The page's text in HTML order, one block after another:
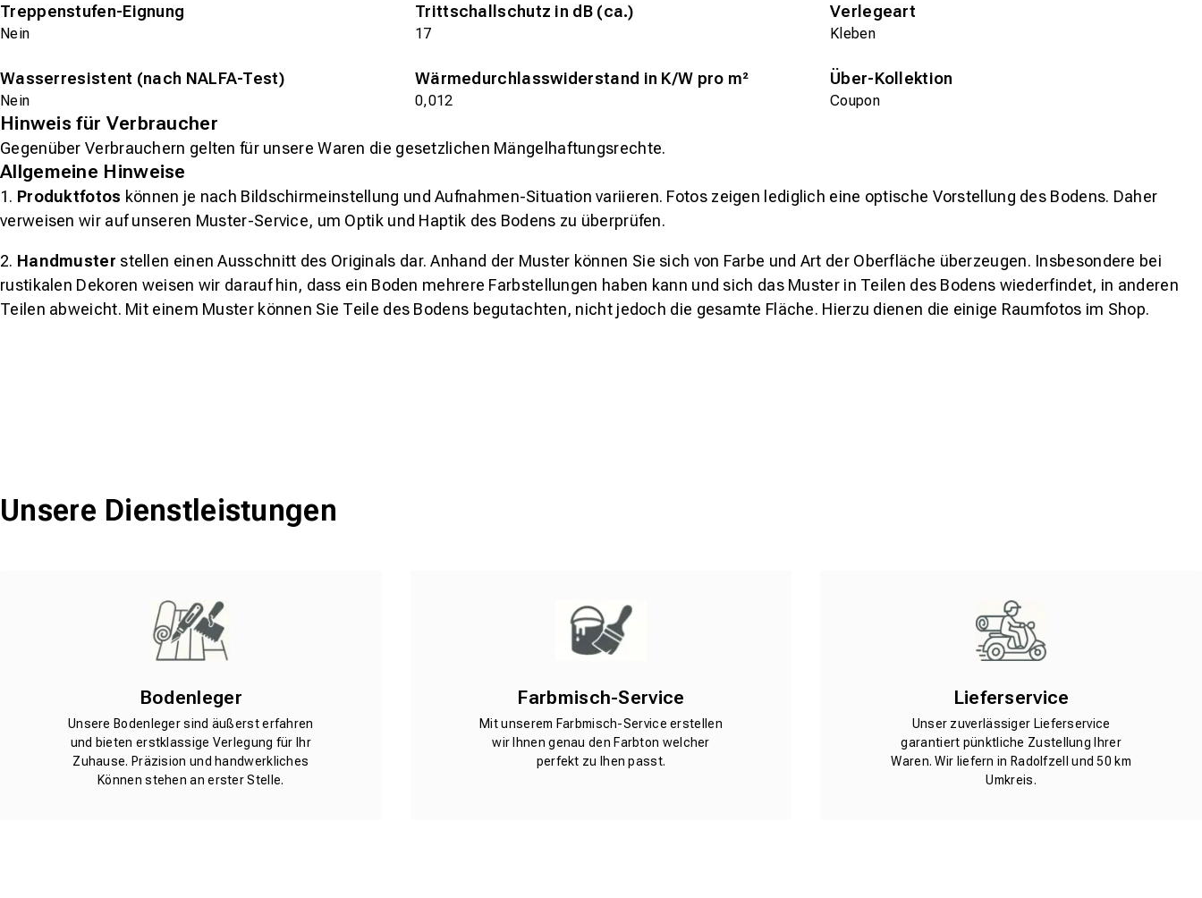
Treppenstufen-Eignung
Nein
Trittschallschutz in dB (ca.)
17
Verlegeart
Kleben
Wasserresistent (nach NALFA-Test)
Nein
Wärmedurchlasswiderstand in K/W pro m²
0,012
Über-Kollektion
Coupon
Hinweis für Verbraucher
Gegenüber Verbrauchern gelten für unsere Waren die gesetzlichen Mängelhaftungsrechte.
Allgemeine Hinweise
1. Produktfotos können je nach Bildschirmeinstellung und Aufnahmen-Situation variieren. Fotos zeigen lediglich eine optische Vorstellung des Bodens. Daher
verweisen wir auf unseren Muster-Service, um Optik und Haptik des Bodens zu überprüfen.
2. Handmuster stellen einen Ausschnitt des Originals dar. Anhand der Muster können Sie sich von Farbe und Art der Oberfläche überzeugen. Insbesondere bei
rustikalen Dekoren weisen wir darauf hin, dass ein Boden mehrere Farbstellungen haben kann und sich das Muster in Teilen des Bodens wiederfindet, in anderen
Teilen abweicht. Mit einem Muster können Sie Teile des Bodens begutachten, nicht jedoch die gesamte Fläche. Hierzu dienen die einige Raumfotos im Shop.
Unsere Dienstleistungen
Bodenleger
Unsere Bodenleger sind äußerst erfahren
und bieten erstklassige Verlegung für Ihr
Zuhause. Präzision und handwerkliches
Können stehen an erster Stelle.
Farbmisch-Service
Mit unserem Farbmisch-Service erstellen
wir Ihnen genau den Farbton welcher
perfekt zu Ihen passt.
Lieferservice
Unser zuverlässiger Lieferservice
garantiert pünktliche Zustellung Ihrer
Waren. Wir liefern in Radolfzell und 50 km
Umkreis.